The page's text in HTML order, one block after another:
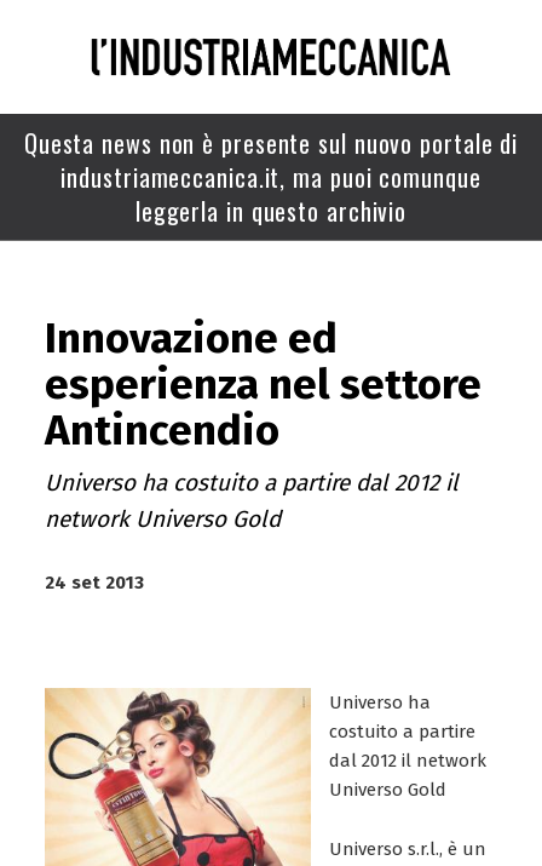
Questa news non è presente sul nuovo portale di
industriameccanica.it, ma puoi comunque
leggerla in questo archivio
Innovazione ed
esperienza nel settore
Antincendio
Universo ha costuito a partire dal 2012 il
network Universo Gold
24 set 2013
Universo ha
costuito a partire
dal 2012 il network
Universo Gold
Universo s.r.l., è un